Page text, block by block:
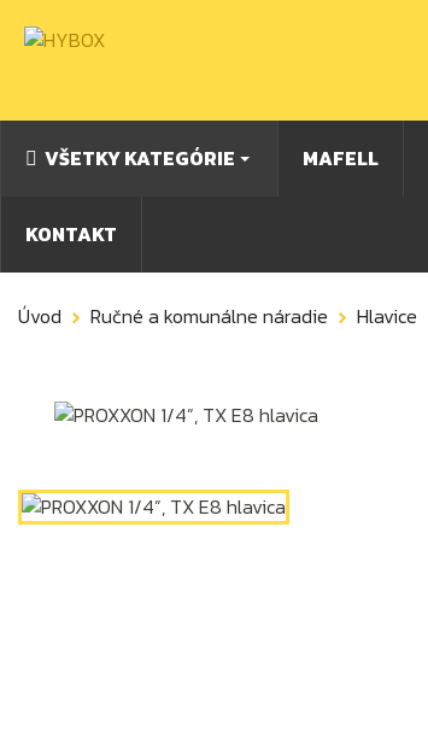
VŠETKY KATEGÓRIE MAFELL
KONTAKT
Úvod Ručné a komunálne náradie Hlavice